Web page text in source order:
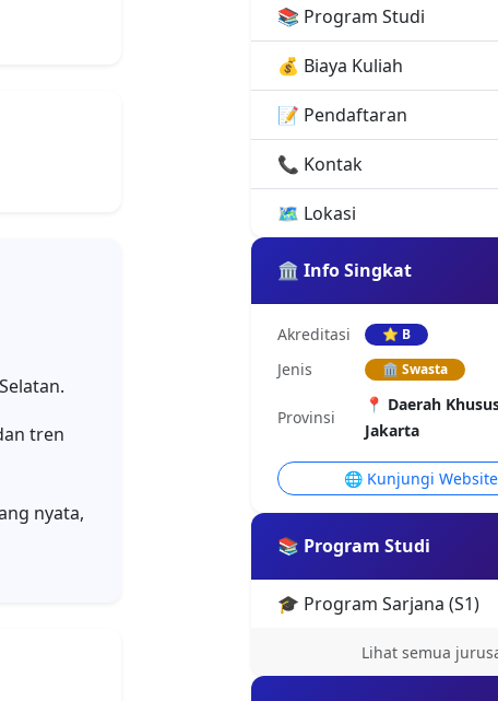
🌐 Kunjungi
📚 Program Studi
🎓 Program Sarjana (S1)
🏫 Kampus Lainnya
Universitas Islam
Akademi Optometri
Politeknik YKPN
Politeknik Kesehatan